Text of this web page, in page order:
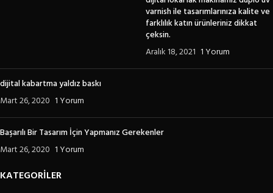
varnish ile tasarımlarınıza kalite ve
farklılık katın ürünleriniz dikkat
çeksin.
Aralık 18, 2021 1 Yorum
dijital kabartma yaldız baskı
Mart 26, 2020 1 Yorum
Başarılı Bir Tasarım İçin Yapmanız Gerekenler
Mart 26, 2020 1 Yorum
KATEGORİLER